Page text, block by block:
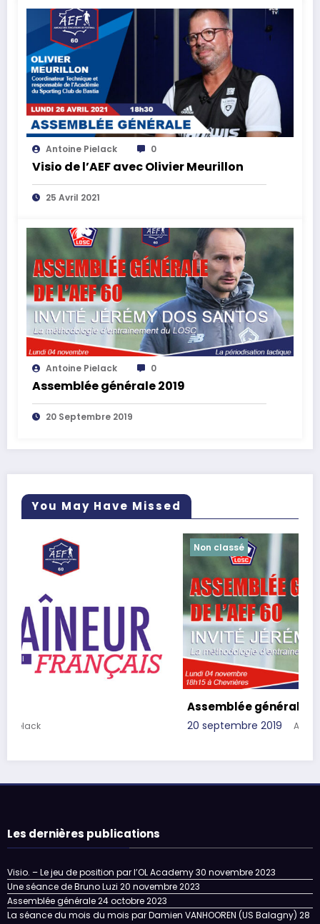
Antoine Pielack 0
Visio de l’AEF avec Olivier Meurillon
25 Avril 2021
Antoine Pielack 0
Assemblée générale 2019
20 Septembre 2019
You May Have Missed
Non classé
Assemblée générale 2019
Antoine Pielack
Les dernières publications
Visio. – Le jeu de position par l’OL Academy30 novembre 2023
Une séance de Bruno Luzi 20 novembre 2023
Assemblée générale24 octobre 2023
La séance du mois du mois par Damien VANHOOREN (US Balagny) 28